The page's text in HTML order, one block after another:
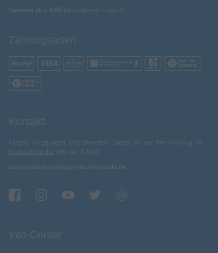
Panel-Montage-Schnittstelle 400 x 400 mm
Jahr der Einführung
Energie
Energiesparmodus
Stromverbrauch
Energieeffizienzskala
AC Eingangsspannung 220 - 240 V
Energieeffizienzklasse (HDR) G
Energieverbrauch (HDR) pro
1.000 Stunden
Versand ab € 0,00 (Ausnahmen möglich)
Zahlungsarten
Kontakt
Fragen, Anregungen, Beschwerden? Sagen Sie uns Ihre Meinung via
Kontaktformular oder per E-Mail:
kundenservice@expert-technomarkt.de
Info-Center